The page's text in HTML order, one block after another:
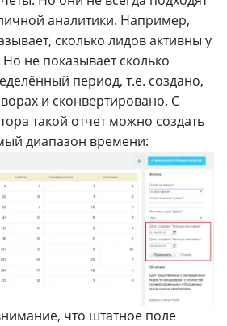
аналитики. Например,
сколько лидов активны у
не показывает сколько
период, т.е. создано,
и сконвертировано. С
такой отчет можно создать
диапазон времени:
что штатное поле